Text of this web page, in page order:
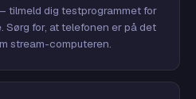
tilmeld dig testprogrammet for
Sørg for, at telefonen er på det
stream-computeren.